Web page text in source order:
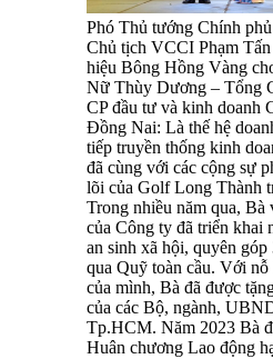
Phó Thủ tướng Chính
Chủ tịch VCCI Phạm
hiệu Bông Hồng Vàng
Nữ Thùy Dương – Tổng
CP đầu tư và kinh doanh
Đồng Nai: Là thế hệ
tiếp truyền thống kinh
đã cùng với các cộng sự
lõi của Golf Long Thành
Trong nhiều năm qua, Bà
của Công ty đã triển khai
an sinh xã hội, quyên
qua Quỹ toàn cầu. Với
của mình, Bà đã được
của các Bộ, ngành,
Tp.HCM. Năm 2023 Bà
Huân chương Lao động